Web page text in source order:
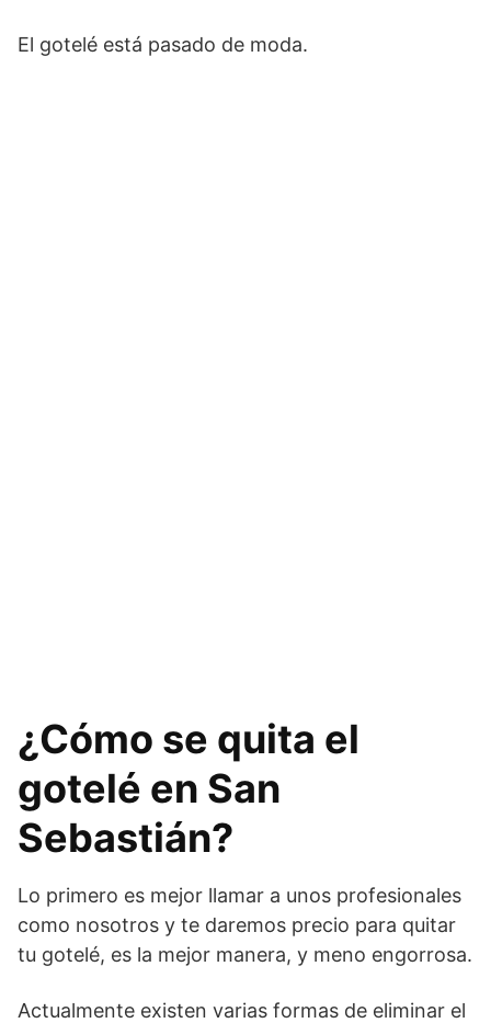
El gotelé está pasado de moda.
¿Cómo se quita el
gotelé en San
Sebastián?
Lo primero es mejor llamar a unos profesionales
como nosotros y te daremos precio para quitar
tu gotelé, es la mejor manera, y meno engorrosa.
Actualmente existen varias formas de eliminar el